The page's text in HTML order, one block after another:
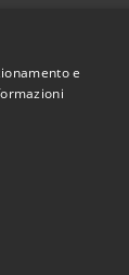
e